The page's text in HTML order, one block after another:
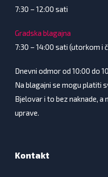
7:30 – 12:00 sati
Gradska blagajna
7:30 – 14:00 sati (utorkom i
Dnevni odmor od 10:00 do
Na blagajni se mogu platiti
Bjelovar i to bez naknade, a
uprave.
Kontakt